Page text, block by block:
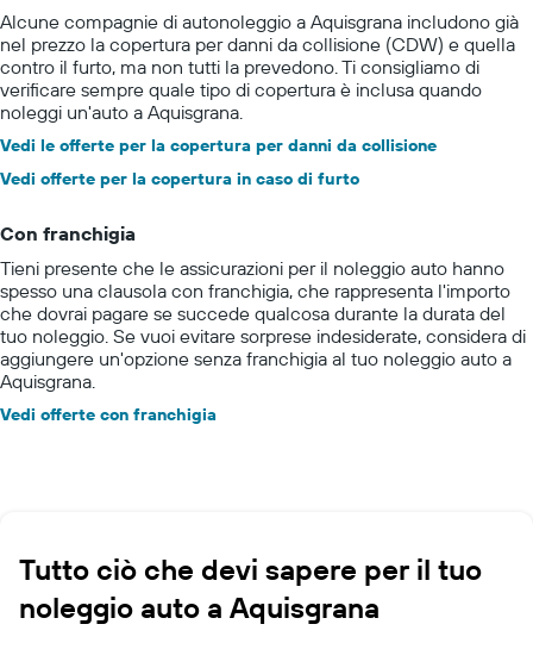
Alcune compagnie di autonoleggio a Aquisgrana includono già
nel prezzo la copertura per danni da collisione (CDW) e quella
contro il furto, ma non tutti la prevedono. Ti consigliamo di
verificare sempre quale tipo di copertura è inclusa quando
noleggi un'auto a Aquisgrana.
Vedi le offerte per la copertura per danni da collisione
Vedi offerte per la copertura in caso di furto
Con franchigia
Tieni presente che le assicurazioni per il noleggio auto hanno
spesso una clausola con franchigia, che rappresenta l'importo
che dovrai pagare se succede qualcosa durante la durata del
tuo noleggio. Se vuoi evitare sorprese indesiderate, considera di
aggiungere un'opzione senza franchigia al tuo noleggio auto a
Aquisgrana.
Vedi offerte con franchigia
Tutto ciò che devi sapere per il tuo
noleggio auto a Aquisgrana